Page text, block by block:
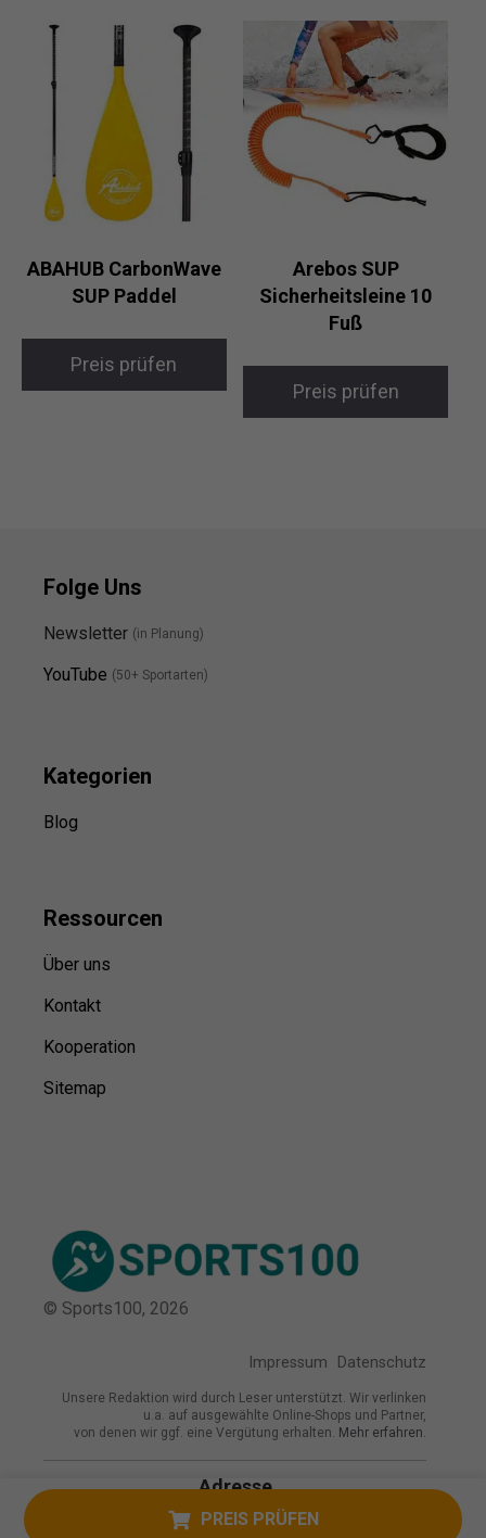
ABAHUB CarbonWave
SUP Paddel
Preis prüfen
Arebos SUP
Sicherheitsleine 10
Fuß
Preis prüfen
PREIS PRÜFEN
Folge Uns
Newsletter (in Planung)
YouTube (50+ Sportarten)
Kategorien
Blog
Ressourcen
Über uns
Kontakt
Kooperation
Sitemap
© Sports100, 2026
Impressum Datenschutz
Unsere Redaktion wird durch Leser unterstützt. Wir verlinken
u.a. auf ausgewählte Online-Shops und Partner,
von denen wir ggf. eine Vergütung erhalten. Mehr erfahren.
Adresse
Weinmeisterhornweg 117, 13593 Berlin,